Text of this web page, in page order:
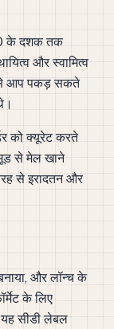
के दशक तक
और स्वामित्व
आप पकड़ सकते
को क्यूरेट करते
से मेल खाने
से इरादतन और
और लॉन्च के
के लिए
सीडी लेबल